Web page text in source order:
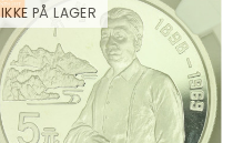
IKKE PÅ LAGER